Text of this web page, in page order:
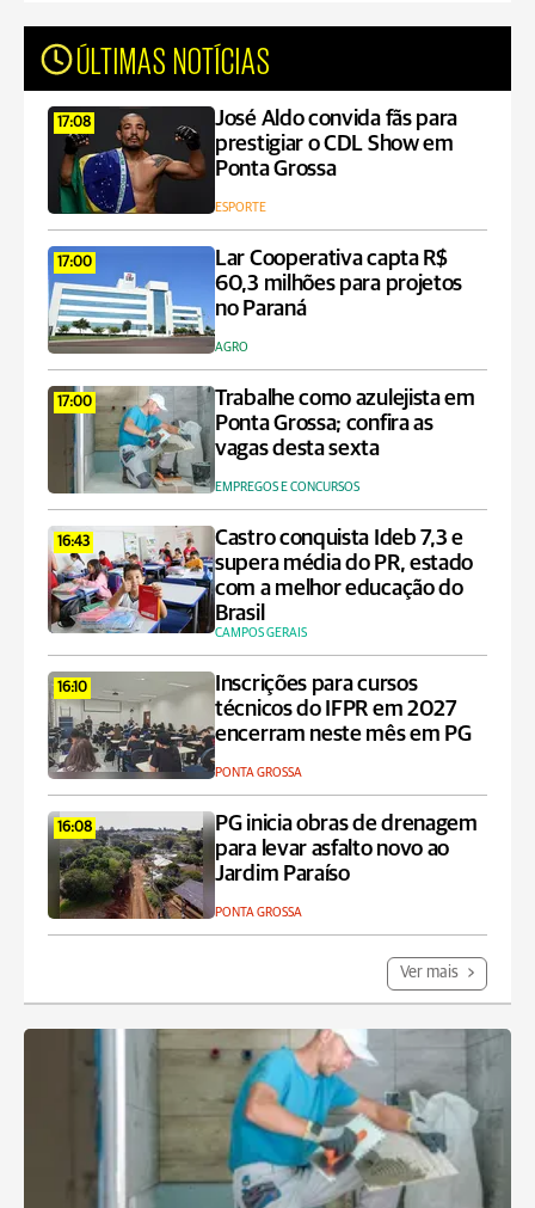
ÚLTIMAS NOTÍCIAS
17:08
José Aldo convida fãs para
prestigiar o CDL Show em
Ponta Grossa
ESPORTE
17:00
Lar Cooperativa capta R$
60,3 milhões para projetos
no Paraná
AGRO
17:00
Trabalhe como azulejista em
Ponta Grossa; confira as
vagas desta sexta
EMPREGOS E CONCURSOS
16:43
Castro conquista Ideb 7,3 e
supera média do PR, estado
com a melhor educação do
Brasil
CAMPOS GERAIS
16:10
Inscrições para cursos
técnicos do IFPR em 2027
encerram neste mês em PG
PONTA GROSSA
16:08
PG inicia obras de drenagem
para levar asfalto novo ao
Jardim Paraíso
PONTA GROSSA
Ver mais